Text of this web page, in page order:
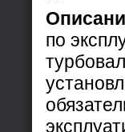
по